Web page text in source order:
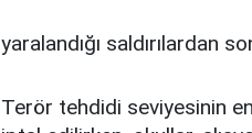
yaralandığı saldırılardan
Terör tehdidi seviyesinin